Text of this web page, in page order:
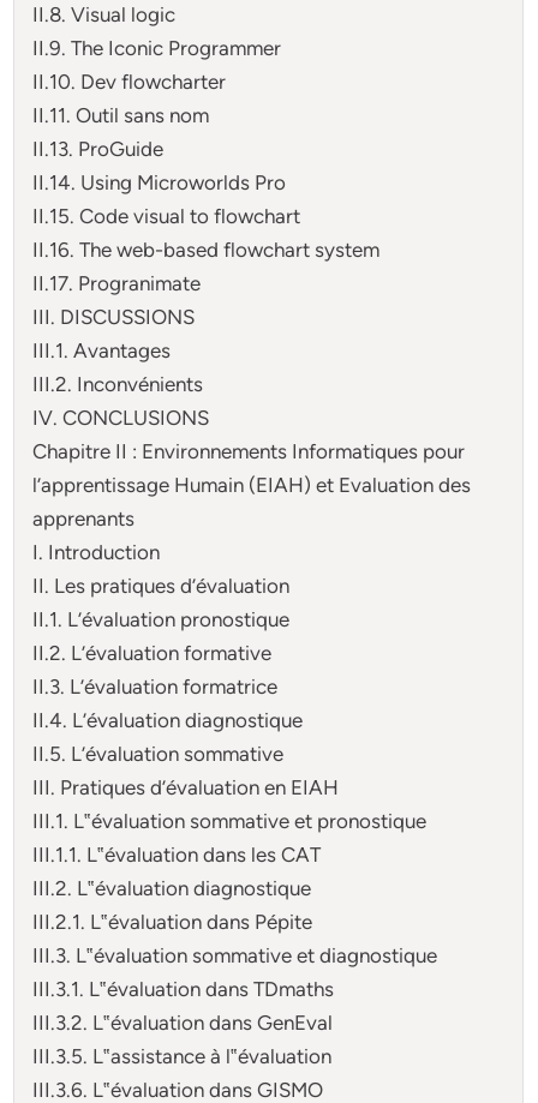
II.8. Visual logic
II.9. The Iconic Programmer
II.10. Dev flowcharter
II.11. Outil sans nom
II.13. ProGuide
II.14. Using Microworlds Pro
II.15. Code visual to flowchart
II.16. The web-based flowchart system
II.17. Progranimate
III. DISCUSSIONS
III.1. Avantages
III.2. Inconvénients
IV. CONCLUSIONS
Chapitre II : Environnements Informatiques pour
l’apprentissage Humain (EIAH) et Evaluation des
apprenants
I. Introduction
II. Les pratiques d’évaluation
II.1. L’évaluation pronostique
II.2. L’évaluation formative
II.3. L’évaluation formatrice
II.4. L’évaluation diagnostique
II.5. L’évaluation sommative
III. Pratiques d’évaluation en EIAH
III.1. L‟évaluation sommative et pronostique
III.1.1. L‟évaluation dans les CAT
III.2. L‟évaluation diagnostique
III.2.1. L‟évaluation dans Pépite
III.3. L‟évaluation sommative et diagnostique
III.3.1. L‟évaluation dans TDmaths
III.3.2. L‟évaluation dans GenEval
III.3.5. L‟assistance à l‟évaluation
III.3.6. L‟évaluation dans GISMO